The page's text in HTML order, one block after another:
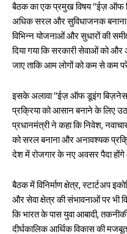
बैठक का एक प्रमुख विषय “ईज़ ऑफ
अधिक सरल और सुविधाजनक बनाना
विभिन्न योजनाओं और सुधारों की
दिया गया कि सरकारी सेवाओं को और
जाए ताकि आम लोगों को कम से कम
इसके अलावा “ईज़ ऑफ डूइंग बिज़नेस”
प्रक्रिया को आसान बनाने के लिए
प्रधानमंत्री ने कहा कि निवेश,
को सरल बनाना और अनावश्यक
देश में रोजगार के नए अवसर पैदा होंगे
बैठक में विनिर्माण क्षेत्र, स्टार्टअप
और सेवा क्षेत्र की संभावनाओं पर भी
कि भारत के पास युवा आबादी,
दीर्घकालिक आर्थिक विकास की